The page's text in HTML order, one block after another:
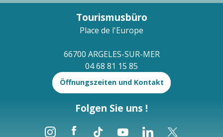
Tourismusbüro
Place de l'Europe
66700 ARGELES-SUR-MER
04 68 81 15 85
Öffnungszeiten und Kontakt
Folgen Sie uns !